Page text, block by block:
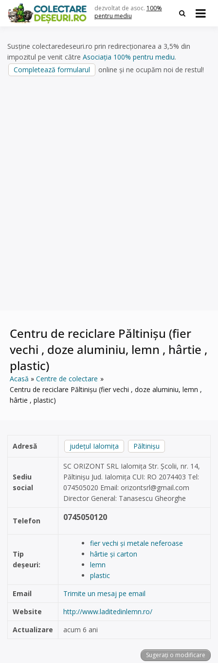
content
dezvoltat de asoc. 100%
pentru mediu
Susține colectaredeseuri.ro prin redirecționarea a 3,5% din
impozitul pe venit către Asociația 100% pentru mediu.
Completează formularul
online și ne ocupăm noi de restul!
Centru de reciclare Păltinișu (fier
vechi , doze aluminiu, lemn , hârtie ,
plastic)
Acasă
Centre de colectare
Centru de reciclare Păltinișu (fier vechi , doze aluminiu, lemn ,
hârtie , plastic)
Adresă județul Ialomița Păltinișu
Sediu
social
SC ORIZONT SRL Ialomița Str. Școlii, nr. 14,
Păltinișu Jud. Ialomița CUI: RO 2074403 Tel:
074505020 Email: orizontsrl@gmail.com
Director General: Tanasescu Gheorghe
Telefon 0745050120
Tip
deșeuri:
fier vechi și metale neferoase
hârtie și carton
lemn
plastic
Email
Trimite un mesaj pe email
Website
http://www.laditedinlemn.ro/
Actualizare
acum 6 ani
Sugerați o modificare